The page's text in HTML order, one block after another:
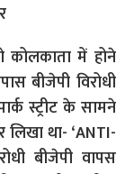
कोलकाता में होने
बीजेपी विरोधी
स्ट्रीट के सामने
था- ‘ANTI-
बीजेपी वापस